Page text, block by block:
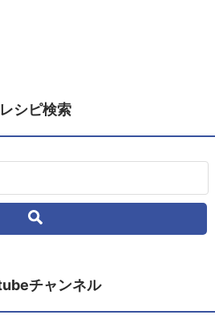
レシピ検索
チャンネル